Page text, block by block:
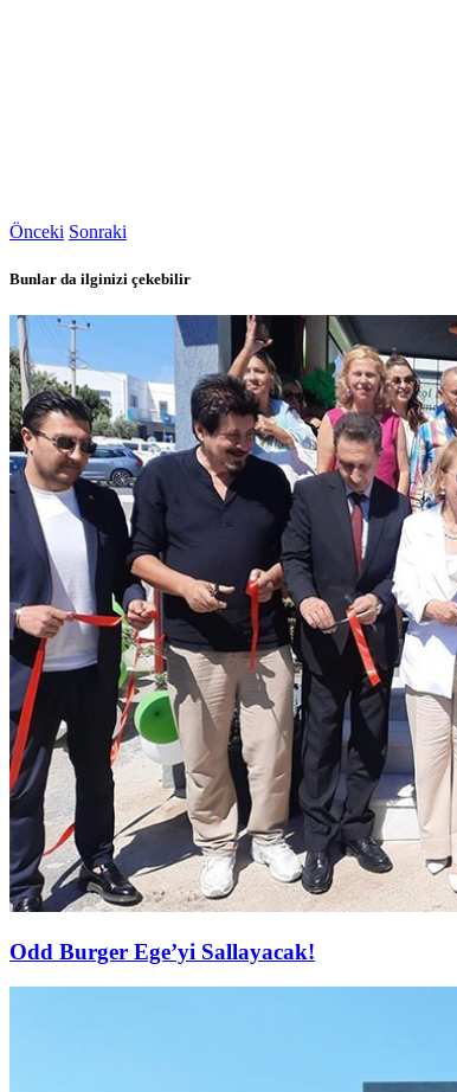
Önceki Sonraki
Bunlar da ilginizi çekebilir
Odd Burger Ege’yi Sallayacak!